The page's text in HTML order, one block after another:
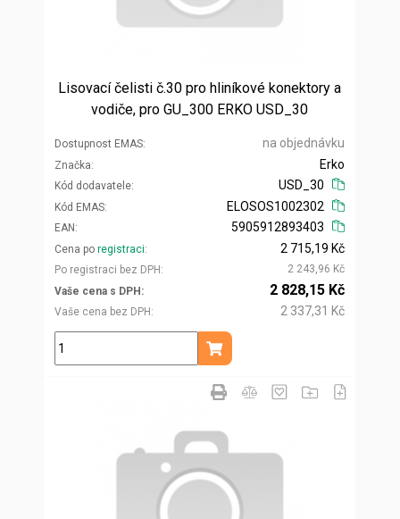
Lisovací čelisti č.30 pro hliníkové konektory a
vodiče, pro GU_300 ERKO USD_30
Dostupnost EMAS na objednávku
Značka
Kód dodavatele
Erko
USD_30
Kód EMAS
EAN
ELOSOS1002302
5905912893403
Cena po registraci
Po registraci bez DPH
2 715,19 Kč
2 243,96 Kč
Vaše cena s DPH
Vaše cena bez DPH
2 828,15 Kč
2 337,31 Kč
ks
Přidat do košíku